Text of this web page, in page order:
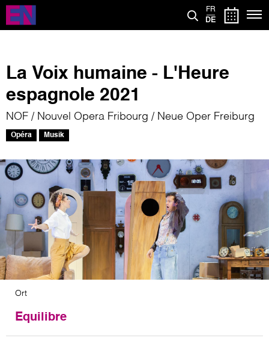
Direkt
zum
Inhalt
FR
DE
La Voix humaine - L'Heure
espagnole 2021
NOF / Nouvel Opera Fribourg / Neue Oper Freiburg
Opéra Musik
Bild
Ort
Equilibre